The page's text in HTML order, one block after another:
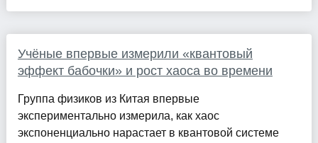
Учёные впервые измерили «квантовый
эффект бабочки» и рост хаоса во времени
Группа физиков из Китая впервые
экспериментально измерила, как хаос
экспоненциально нарастает в квантовой системе